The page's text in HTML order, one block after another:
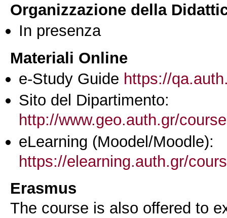
Organizzazione della
In presenza
Materiali Online
e-Study Guide https://
Sito del Dipartimento:
http://www.geo.auth.gr/
eLearning (Moodel/Moodle):
https://elearning.auth.gr/
Erasmus
The course is also offered to